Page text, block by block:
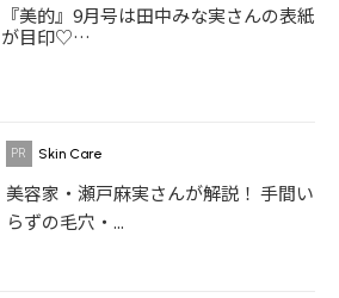
『美的』9月号は田中みな実さんの表紙
が目印♡…
Skin Care
美容家・瀬戸麻実さんが解説！ 手間い
らずの毛穴・...